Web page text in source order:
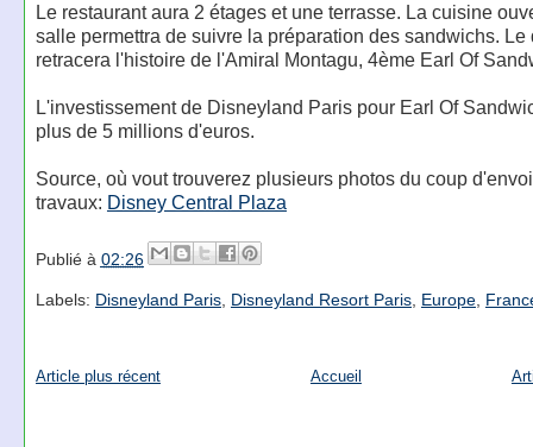
Le restaurant aura 2 étages et une terrasse. La cuisine
salle permettra de suivre la préparation des sandwichs. Le
retracera l'histoire de l'Amiral Montagu, 4ème Earl Of
L'investissement de Disneyland Paris pour Earl Of
plus de 5 millions d'euros.
Source, où vout trouverez plusieurs photos du coup
travaux: Disney Central Plaza
Publié à 02:26
Labels: Disneyland Paris, Disneyland Resort Paris, Europe,
Article plus récent Accueil